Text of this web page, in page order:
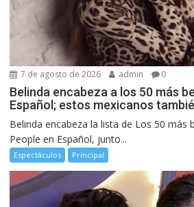
7 de agosto de 2026 admin 0
Belinda encabeza a los 50 más
Español; estos mexicanos
Belinda encabeza la lista de Los 50 más
People en Español, junto...
Espectáculos Principal